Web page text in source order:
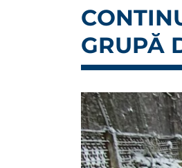
GRUPĂ